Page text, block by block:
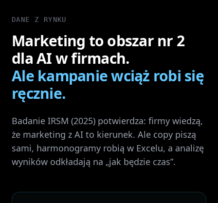
DANE Z RYNKU
Marketing to obszar nr 2
dla AI w firmach.
Ale kampanie wciąż robi się
ręcznie.
Badanie IRSM (2025) potwierdza: firmy wiedzą,
że marketing z AI to kierunek. Ale copy piszą
sami, harmonogramy robią w Excelu, a analizę
wyników odkładają na „jak będzie czas”.